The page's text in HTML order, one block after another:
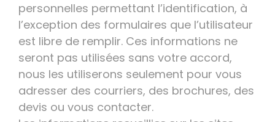
personnelles permettant l’identification, à
l’exception des formulaires que l’utilisateur
est libre de remplir. Ces informations ne
seront pas utilisées sans votre accord,
nous les utiliserons seulement pour vous
adresser des courriers, des brochures, des
devis ou vous contacter.